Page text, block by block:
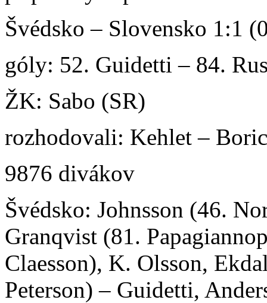
Švédsko – Slovensko 1:1
góly: 52. Guidetti – 84.
ŽK: Sabo (SR)
rozhodovali: Kehlet –
9876 divákov
Švédsko: Johnsson (46.
Granqvist (81.
Claesson), K. Olsson,
Peterson) – Guidetti,